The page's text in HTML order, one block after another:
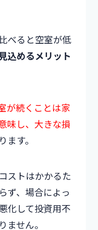
べると空室が低
込めるメリット
が続くことは家
味し、大きな損
ます。
ストはかかるた
ず、場合によっ
化して投資用不
ません。